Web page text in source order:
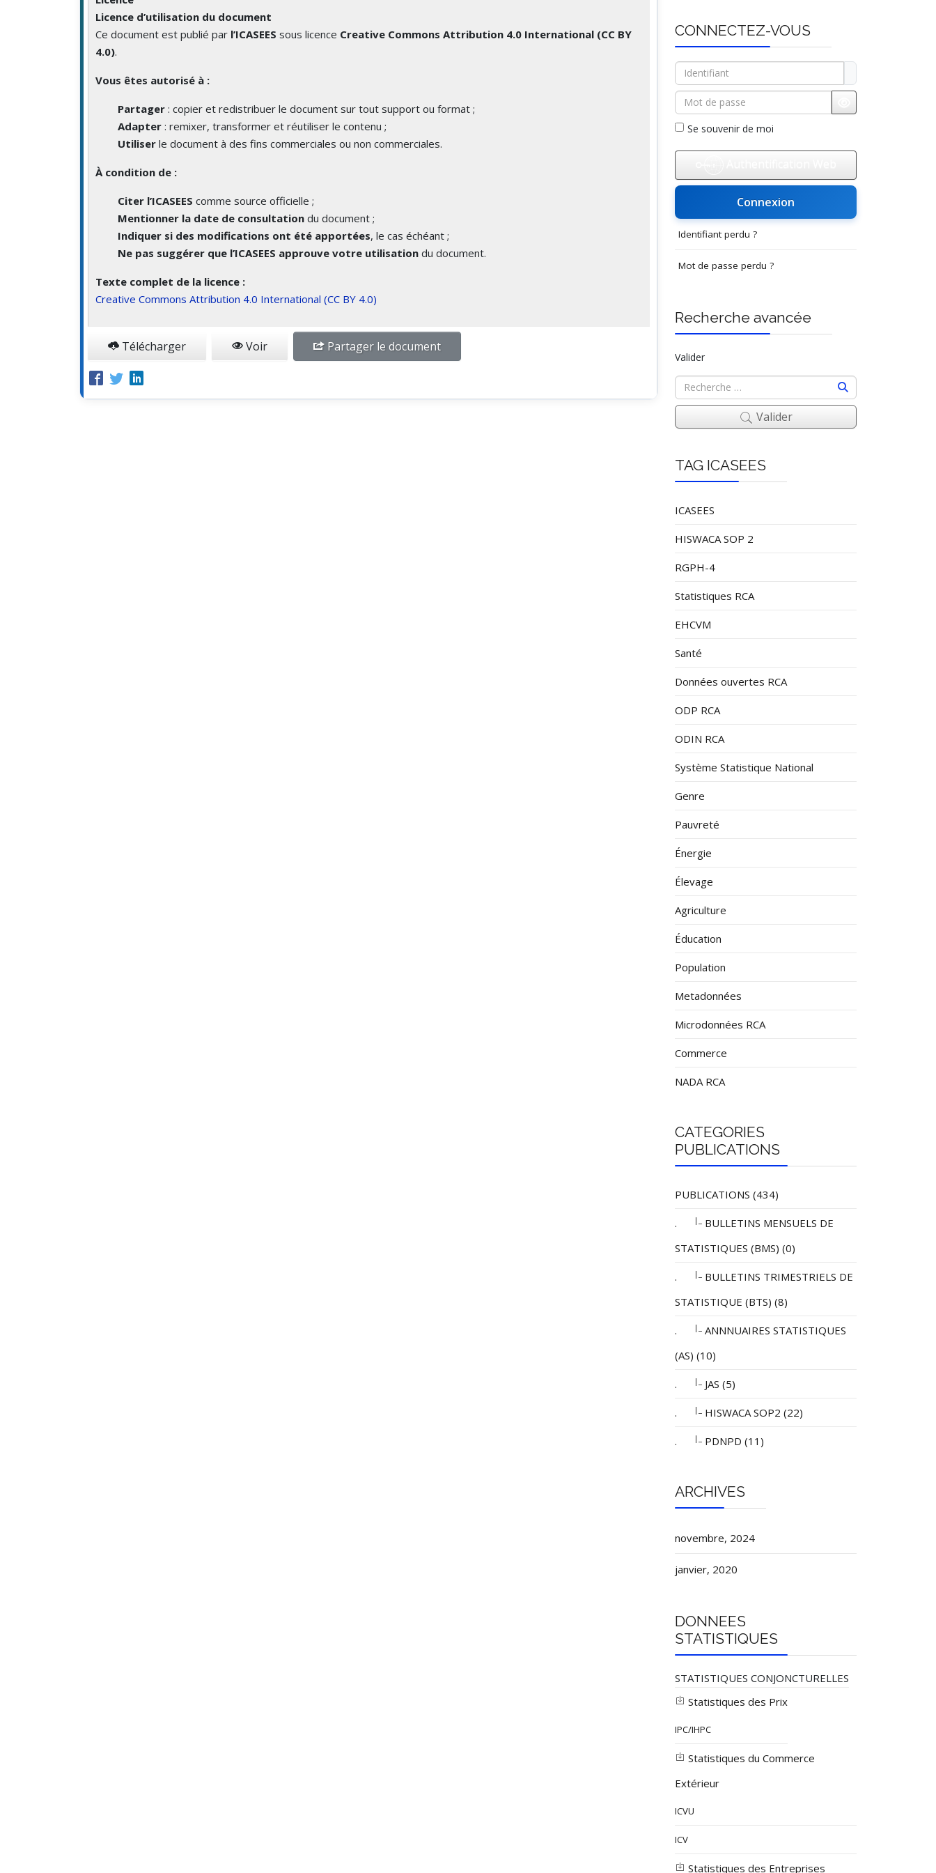
Licence d’utilisation du document
Ce document est publié par l’ICASEES sous licence Creative Commons Attribution 4.0 International (CC BY
4.0).
Vous êtes autorisé à :
Partager : copier et redistribuer le document sur tout support ou format ;
Adapter : remixer, transformer et réutiliser le contenu ;
Utiliser le document à des fins commerciales ou non commerciales.
À condition de :
Citer l’ICASEES comme source officielle ;
Mentionner la date de consultation du document ;
Indiquer si des modifications ont été apportées, le cas échéant ;
Ne pas suggérer que l’ICASEES approuve votre utilisation du document.
Texte complet de la licence :
Creative Commons Attribution 4.0 International (CC BY 4.0)
Télécharger Voir Partager le document
CONNECTEZ-VOUS
Identifiant
Mot de passe
Afficher le mot
Se souvenir de moi
Connexion
Identifiant perdu ?
Mot de passe perdu ?
Recherche avancée
Valider
Valider
TAG ICASEES
ICASEES
HISWACA SOP 2
RGPH-4
Statistiques RCA
EHCVM
Santé
Données ouvertes RCA
ODP RCA
ODIN RCA
Système Statistique National
Genre
Pauvreté
Énergie
Élevage
Agriculture
Éducation
Population
Metadonnées
Microdonnées RCA
Commerce
NADA RCA
CATEGORIES
PUBLICATIONS
PUBLICATIONS (434)
. |_
BULLETINS MENSUELS DE
STATISTIQUES (BMS) (0)
. |_
BULLETINS TRIMESTRIELS DE
STATISTIQUE (BTS) (8)
. |_
ANNNUAIRES STATISTIQUES
(AS) (10)
. |_ JAS (5)
. |_ HISWACA SOP2 (22)
. |_ PDNPD (11)
ARCHIVES
novembre, 2024
janvier, 2020
DONNEES
STATISTIQUES
STATISTIQUES CONJONCTURELLES
Statistiques des Prix
IPC/IHPC
Statistiques du Commerce
Extérieur
ICVU
ICV
Statistiques des Entreprises